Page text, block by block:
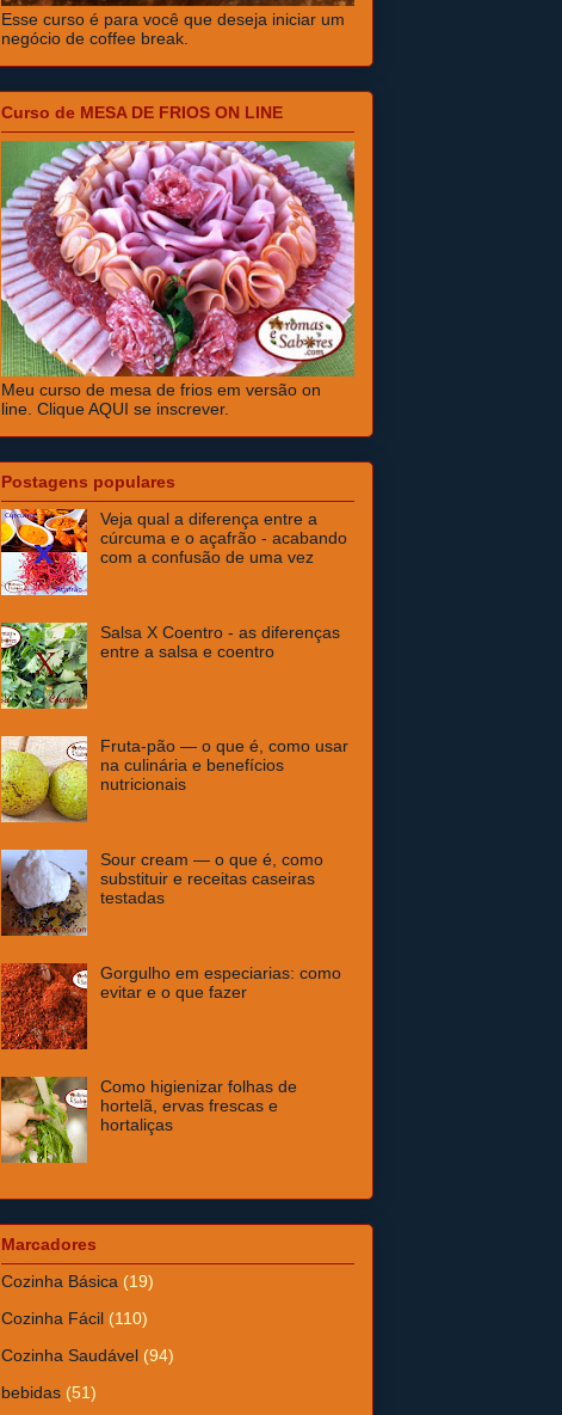
Esse curso é para você que deseja iniciar um
negócio de coffee break.
Curso de MESA DE FRIOS ON LINE
Meu curso de mesa de frios em versão on
line. Clique AQUI se inscrever.
Postagens populares
Veja qual a diferença entre a
cúrcuma e o açafrão - acabando
com a confusão de uma vez
Salsa X Coentro - as diferenças
entre a salsa e coentro
Fruta-pão — o que é, como usar
na culinária e benefícios
nutricionais
Sour cream — o que é, como
substituir e receitas caseiras
testadas
Gorgulho em especiarias: como
evitar e o que fazer
Como higienizar folhas de
hortelã, ervas frescas e
hortaliças
Marcadores
Cozinha Básica (19)
Cozinha Fácil (110)
Cozinha Saudável (94)
bebidas (51)